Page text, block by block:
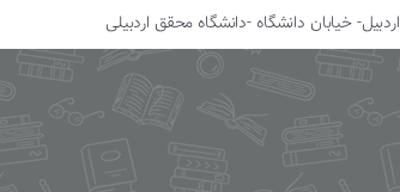
اردبیل- خیابان دانشگاه -دانشگاه محقق اردبیلی